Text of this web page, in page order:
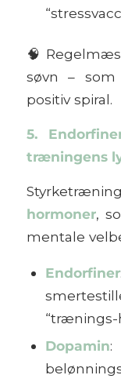
🧠
søvn – som
positiv spiral.
5.
træningens
hormoner,
mentale
Endorfiner
“trænings-
Dopamin